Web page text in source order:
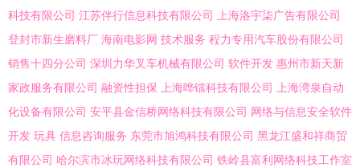
科技有限公司 江苏伴行信息科技有限公司
上海洛宇柒广告有限公司
登封市新生磨料厂 海南电影网 技术服务 程力专用汽车股份有限公司
销售十四分公司 深圳力华叉车机械有限公司 软件开发 惠州市新天新
家政服务有限公司 融资性担保 上海哗镭科技有限公司
上海湾泉自动
化设备有限公司 安平县金信桥网络科技有限公司 网络与信息安全软件
开发 玩具 信息咨询服务 东莞市旭鸿科技有限公司 黑龙江盛和祥商贸
有限公司 哈尔滨市冰玩网络科技有限公司 铁岭县富利网络科技工作室